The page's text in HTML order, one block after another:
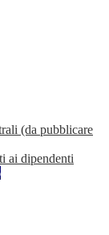
(da pubblicare
ai dipendenti